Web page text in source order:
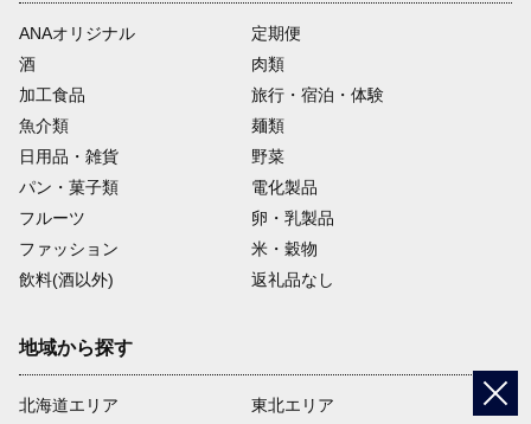
ANAオリジナル
定期便
酒
肉類
加工食品
旅行・宿泊・体験
魚介類
麺類
日用品・雑貨
野菜
パン・菓子類
電化製品
フルーツ
卵・乳製品
ファッション
米・穀物
飲料(酒以外)
返礼品なし
地域から探す
北海道エリア
東北エリア